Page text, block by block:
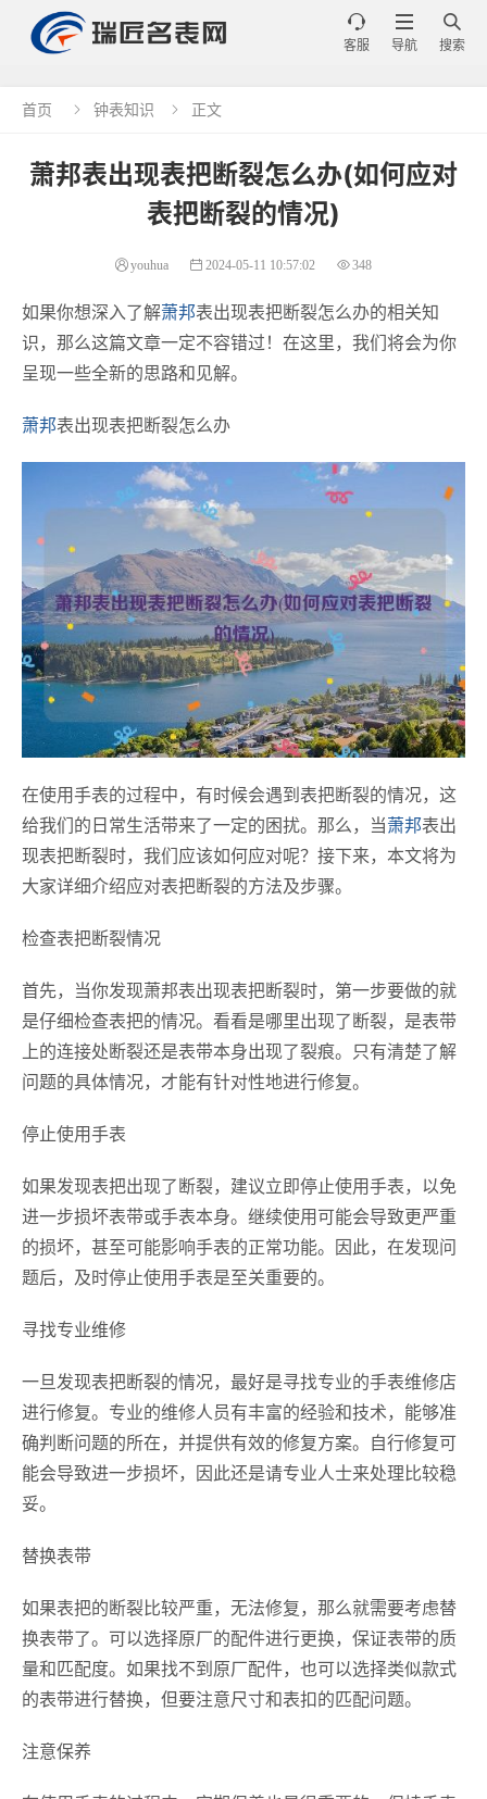

搜索

导航

客服
首页  钟表知识  正文
萧邦表出现表把断裂怎么办(如何应对
表把断裂的情况)
youhua 2024-05-11 10:57:02 348
如果你想深入了解萧邦表出现表把断裂怎么办的相关知
识，那么这篇文章一定不容错过！在这里，我们将会为你
呈现一些全新的思路和见解。
萧邦表出现表把断裂怎么办
在使用手表的过程中，有时候会遇到表把断裂的情况，这
给我们的日常生活带来了一定的困扰。那么，当萧邦表出
现表把断裂时，我们应该如何应对呢？接下来，本文将为
大家详细介绍应对表把断裂的方法及步骤。
检查表把断裂情况
首先，当你发现萧邦表出现表把断裂时，第一步要做的就
是仔细检查表把的情况。看看是哪里出现了断裂，是表带
上的连接处断裂还是表带本身出现了裂痕。只有清楚了解
问题的具体情况，才能有针对性地进行修复。
停止使用手表
如果发现表把出现了断裂，建议立即停止使用手表，以免
进一步损坏表带或手表本身。继续使用可能会导致更严重
的损坏，甚至可能影响手表的正常功能。因此，在发现问
题后，及时停止使用手表是至关重要的。
寻找专业维修
一旦发现表把断裂的情况，最好是寻找专业的手表维修店
进行修复。专业的维修人员有丰富的经验和技术，能够准
确判断问题的所在，并提供有效的修复方案。自行修复可
能会导致进一步损坏，因此还是请专业人士来处理比较稳
妥。
替换表带
如果表把的断裂比较严重，无法修复，那么就需要考虑替
换表带了。可以选择原厂的配件进行更换，保证表带的质
量和匹配度。如果找不到原厂配件，也可以选择类似款式
的表带进行替换，但要注意尺寸和表扣的匹配问题。
注意保养